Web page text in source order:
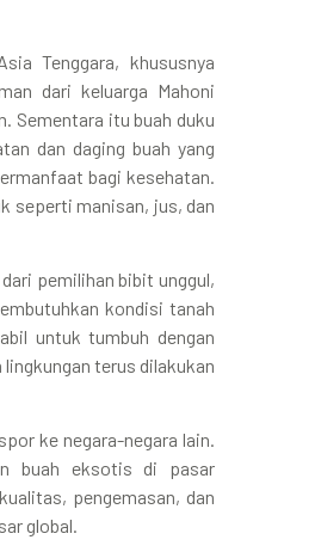
Tenggara, khususnya
dari keluarga Mahoni
Sementara itu buah duku
dan daging buah yang
bagi kesehatan.
seperti manisan, jus, dan
pemilihan bibit unggul,
kondisi tanah
untuk tumbuh dengan
terus dilakukan
ke negara-negara lain.
buah eksotis di pasar
pengemasan, dan
global.